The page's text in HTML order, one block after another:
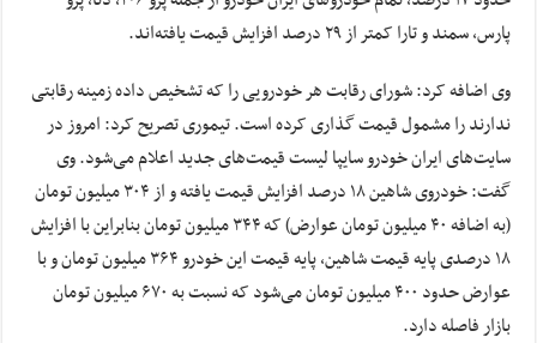
پارس، سمند و تارا کمتر از ۲۹ درصد افزایش قیمت یافته‌اند.
وی اضافه کرد: شورای رقابت هر خودرویی را که تشخیص داده زمینه رقابتی
ندارند را مشمول قیمت گذاری کرده است. تیموری تصریح کرد: امروز در
سایت‌های ایران خودرو سایپا لیست قیمت‌های جدید اعلام می‌شود. وی
گفت: خودروی شاهین ۱۸ درصد افزایش قیمت یافته و از ۳۰۴ میلیون تومان
(به اضافه ۴۰ میلیون تومان عوارض) که ۳۴۴ میلیون تومان بنابراین با افزایش
۱۸ درصدی پایه قیمت شاهین، پایه قیمت این خودرو ۳۶۴ میلیون تومان و با
عوارض حدود ۴۰۰ میلیون تومان می‌شود که نسبت به ۶۷۰ میلیون تومان
بازار فاصله دارد.